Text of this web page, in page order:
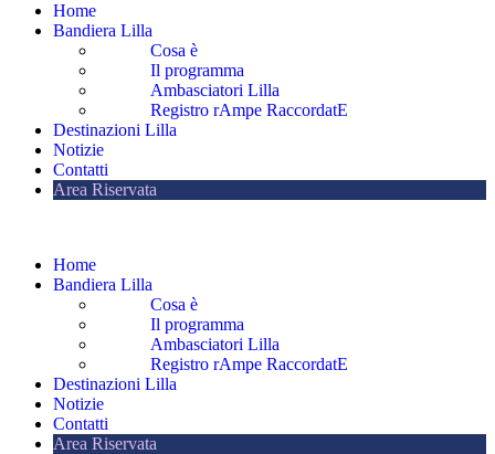
Home
Bandiera Lilla
Cosa è
Il programma
Ambasciatori Lilla
Registro rAmpe RaccordatE
Destinazioni Lilla
Notizie
Contatti
Area Riservata
Home
Bandiera Lilla
Cosa è
Il programma
Ambasciatori Lilla
Registro rAmpe RaccordatE
Destinazioni Lilla
Notizie
Contatti
Area Riservata